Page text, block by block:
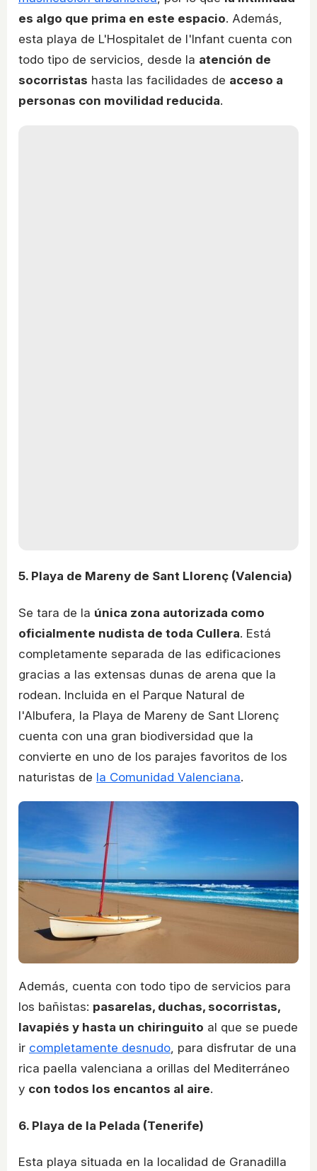
es algo que prima en este espacio. Además,
esta playa de L'Hospitalet de l'Infant cuenta con
todo tipo de servicios, desde la atención de
socorristas hasta las facilidades de acceso a
personas con movilidad reducida.
5. Playa de Mareny de Sant Llorenç (Valencia)
Se tara de la única zona autorizada como
oficialmente nudista de toda Cullera. Está
completamente separada de las edificaciones
gracias a las extensas dunas de arena que la
rodean. Incluida en el Parque Natural de
l'Albufera, la Playa de Mareny de Sant Llorenç
cuenta con una gran biodiversidad que la
convierte en uno de los parajes favoritos de los
naturistas de la Comunidad Valenciana.
Además, cuenta con todo tipo de servicios para
los bañistas: pasarelas, duchas, socorristas,
lavapiés y hasta un chiringuito al que se puede
ir completamente desnudo , para disfrutar de una
rica paella valenciana a orillas del Mediterráneo
y con todos los encantos al aire.
6. Playa de la Pelada (Tenerife)
Esta playa situada en la localidad de Granadilla